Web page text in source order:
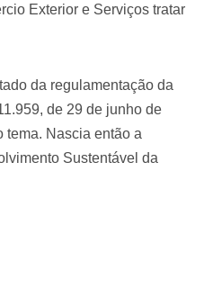
Exterior e Serviços tratar
da regulamentação da
de 29 de junho de
tema. Nascia então a
Sustentável da